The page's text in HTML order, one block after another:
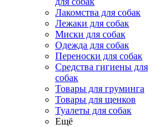
Лакомства для собак
Лежаки для собак
Миски для собак
Одежда для собак
Переноски для собак
Средства гигиены для
собак
Товары для груминга
Товары для щенков
Туалеты для собак
Ещё